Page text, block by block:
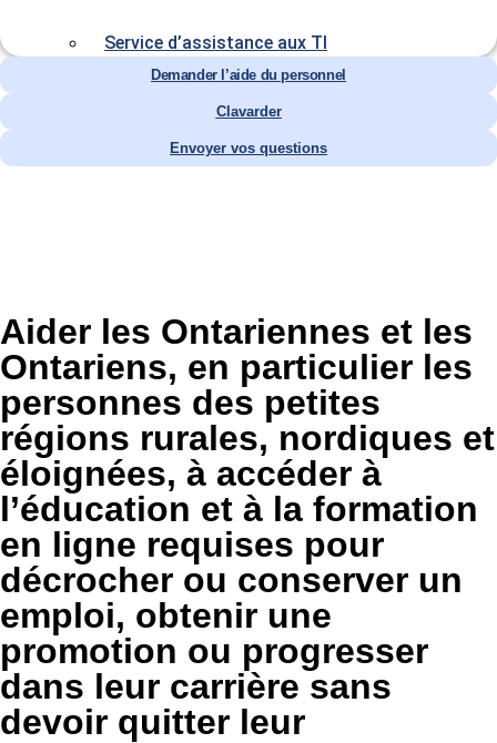
Service d’assistance aux TI
Demander l’aide du personnel
Clavarder
Envoyer vos questions
Aider les Ontariennes et les
Ontariens, en particulier les
personnes des petites
régions rurales, nordiques et
éloignées, à accéder à
l’éducation et à la formation
en ligne requises pour
décrocher ou conserver un
emploi, obtenir une
promotion ou progresser
dans leur carrière sans
devoir quitter leur